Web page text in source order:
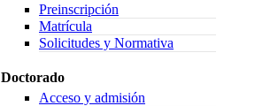
Preinscripción
Matrícula
Solicitudes y Normativa
Doctorado
Acceso y admisión